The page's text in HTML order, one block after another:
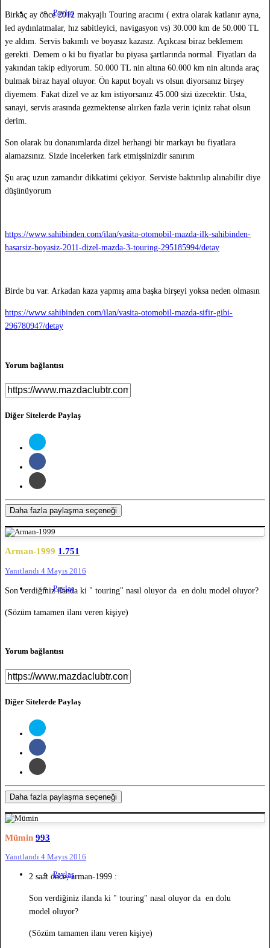
Paylaş
Birkaç ay önce 2012 makyajlı Touring aracımı ( extra olarak katlanır ayna,
led aydınlatmalar, hız sabitleyici, navigasyon vs) 30.000 km de 50.000 TL
ye aldım. Servis bakımlı ve boyasız kazasız. Açıkcası biraz beklemem
gerekti. Demem o ki bu fiyatlar bu piyasa şartlarında normal. Fiyatları da
yakından takip ediyorum. 50.000 TL nin altına 60.000 km nin altında araç
bulmak biraz hayal oluyor. Ön kaput boyalı vs olsun diyorsanız birşey
diyemem. Fakat dizel ve az km istiyorsanız 45.000 sizi üzecektir. Usta,
sanayi, servis arasında gezmektense alırken fazla verin içiniz rahat olsun
derim.
Son olarak bu donanımlarda dizel herhangi bir markayı bu fiyatlara
alamazsınız. Sizde incelerken fark etmişsinizdir sanırım
Şu araç uzun zamandır dikkatimi çekiyor. Serviste baktırılıp alınabilir diye
düşünüyorum
https://www.sahibinden.com/ilan/vasita-otomobil-mazda-ilk-sahibinden-
hasarsiz-boyasiz-2011-dizel-mazda-3-touring-295185994/detay
Birde bu var. Arkadan kaza yapmış ama başka birşeyi yoksa neden olmasın
https://www.sahibinden.com/ilan/vasita-otomobil-mazda-sifir-gibi-
296780947/detay
Yorum bağlantısı
Diğer Sitelerde Paylaş
Daha fazla paylaşma seçeneği
Arman-1999 1.751
Yanıtlandı 4 Mayıs 2016
Paylaş
Son verdiğiniz ilanda ki " touring" nasıl oluyor da en dolu model oluyor?
(Sözüm tamamen ilanı veren kişiye)
Yorum bağlantısı
Diğer Sitelerde Paylaş
Daha fazla paylaşma seçeneği
Mümin 993
Yanıtlandı 4 Mayıs 2016
Paylaş
2 saat önce, arman-1999 :
Son verdiğiniz ilanda ki " touring" nasıl oluyor da en dolu
model oluyor?
(Sözüm tamamen ilanı veren kişiye)